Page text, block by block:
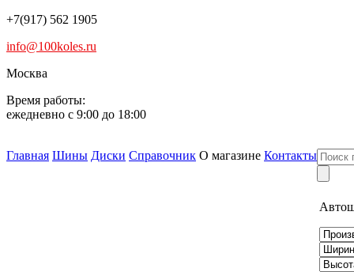
+7(917) 562 1905
info@100koles.ru
Москва
Время работы:
ежедневно с 9:00 до 18:00
Главная Шины Диски Справочник О магазине Контакты